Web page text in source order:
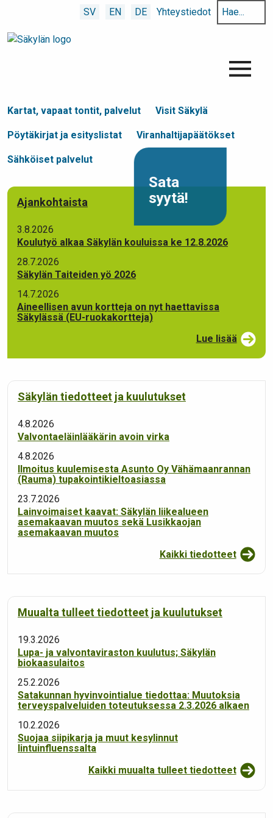
SV EN DE Yhteystiedot
Hae
hakusanalla:
Menu
Kartat, vapaat tontit, palvelut Visit Säkylä
Pöytäkirjat ja esityslistat Viranhaltijapäätökset
Sähköiset palvelut
Sata
syytä!
Ajankohtaista
3.8.2026
Koulutyö alkaa Säkylän kouluissa ke 12.8.2026
28.7.2026
Säkylän Taiteiden yö 2026
14.7.2026
Aineellisen avun kortteja on nyt haettavissa
Säkylässä (EU-ruokakortteja)
Lue lisää
Säkylän tiedotteet ja kuulutukset
4.8.2026
Valvontaeläinlääkärin avoin virka
4.8.2026
Ilmoitus kuulemisesta Asunto Oy Vähämaanrannan
(Rauma) tupakointikieltoasiassa
23.7.2026
Lainvoimaiset kaavat: Säkylän liikealueen
asemakaavan muutos sekä Lusikkaojan
asemakaavan muutos
Kaikki tiedotteet
Muualta tulleet tiedotteet ja kuulutukset
19.3.2026
Lupa- ja valvontaviraston kuulutus; Säkylän
biokaasulaitos
25.2.2026
Satakunnan hyvinvointialue tiedottaa: Muutoksia
terveyspalveluiden toteutuksessa 2.3.2026 alkaen
10.2.2026
Suojaa siipikarja ja muut kesylinnut
lintuinfluenssalta
Kaikki muualta tulleet tiedotteet